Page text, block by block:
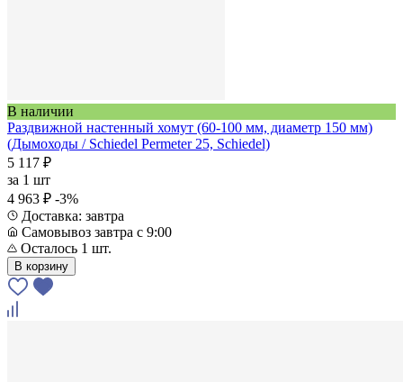
В наличии
Раздвижной настенный хомут (60-100 мм, диаметр 150 мм)
(Дымоходы / Schiedel Permeter 25, Schiedel)
5 117 ₽
за 1 шт
4 963 ₽ -3%
Доставка: завтра
Самовывоз завтра с 9:00
Осталось 1 шт.
В корзину